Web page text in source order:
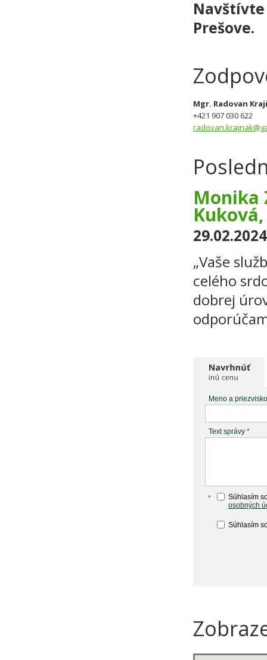
Navštívte
Prešove.
Mgr. Radovan
+421 907 030 622
Monika
29.02.2024
„Vaše
celého
dobrej
Meno a
Text správy *
*
Súhlasím
osobných
Súhlasím